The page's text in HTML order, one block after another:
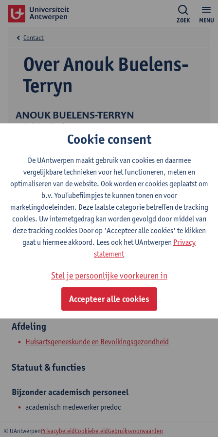
MENU
ZOEK
ANOUK BUELENS-TERRYN
academisch medewerker predoc
Over Anouk Buelens-
Terryn
Contact
Contact
Toon e-mailadres
2610 Wilrijk, BEL
Afdeling
Huisartsgeneeskunde en Bevolkingsgezondheid
Statuut & functies
Bijzonder academisch personeel
academisch medewerker predoc
© UAntwerpenPrivacybeleidCookiebeleidGebruiksvoorwaarden
Cookie consent
De UAntwerpen maakt gebruik van cookies en daarmee
vergelijkbare technieken voor het functioneren, meten en
optimaliseren van de website. Ook worden er cookies geplaatst om
b.v. YouTubefilmpjes te kunnen tonen en voor
marketingdoeleinden. Deze laatste categorie betreffen de tracking
cookies. Uw internetgedrag kan worden gevolgd door middel van
deze tracking cookies Door op 'Accepteer alle cookies' te klikken
gaat u hiermee akkoord. Lees ook het UAntwerpen Privacy
statement
Stel je persoonlijke voorkeuren in
Accepteer alle cookies